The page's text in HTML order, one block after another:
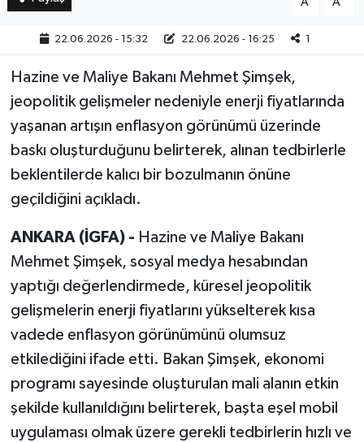
22.06.2026 - 15:32 22.06.2026 - 16:25 1
Hazine ve Maliye Bakanı Mehmet Şimşek,
jeopolitik gelişmeler nedeniyle enerji fiyatlarında
yaşanan artışın enflasyon görünümü üzerinde
baskı oluşturduğunu belirterek, alınan tedbirlerle
beklentilerde kalıcı bir bozulmanın önüne
geçildiğini açıkladı.
ANKARA (İGFA) - Hazine ve Maliye Bakanı
Mehmet Şimşek, sosyal medya hesabından
yaptığı değerlendirmede, küresel jeopolitik
gelişmelerin enerji fiyatlarını yükselterek kısa
vadede enflasyon görünümünü olumsuz
etkilediğini ifade etti. Bakan Şimşek, ekonomi
programı sayesinde oluşturulan mali alanın etkin
şekilde kullanıldığını belirterek, başta eşel mobil
uygulaması olmak üzere gerekli tedbirlerin hızlı ve